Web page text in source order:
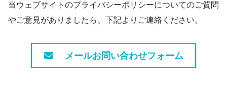
当ウェブサイトのプライバシーポリシーについてのご質問
やご意見がありましたら、下記よりご連絡ください。
メールお問い合わせフォーム